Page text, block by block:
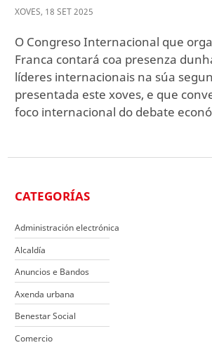
XOVES, 18 SET2025
O Congreso Internacional que
Franca contará coa presenza
líderes internacionais na súa
presentada este xoves, e que
foco internacional do debate
CATEGORÍAS
Administración electrónica
Alcaldía
Anuncios e Bandos
Axenda urbana
Benestar Social
Comercio